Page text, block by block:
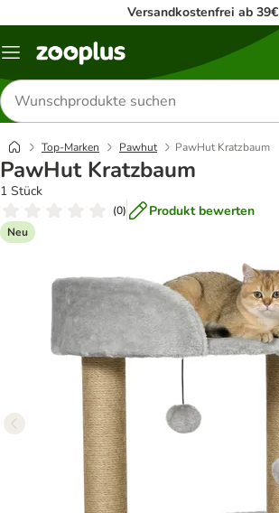
Versandkostenfrei ab 39€
Menü
Produkte
suchen
Top-Marken Pawhut PawHut Kratzbaum
PawHut Kratzbaum
1 Stück
(0) Produkt bewerten
Neu